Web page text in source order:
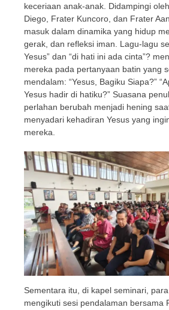
keceriaan anak-anak. Didampingi
Diego, Frater Kuncoro, dan Frater
masuk dalam dinamika yang hidup
gerak, dan refleksi iman. Lagu-lagu
Yesus” dan “di hati ini ada cinta”?
mereka pada pertanyaan batin yang
mendalam: “Yesus, Bagiku Siapa?”
Yesus hadir di hatiku?” Suasana
perlahan berubah menjadi hening
menyadari kehadiran Yesus yang
mereka.
Sementara itu, di kapel seminari,
mengikuti sesi pendalaman bersama